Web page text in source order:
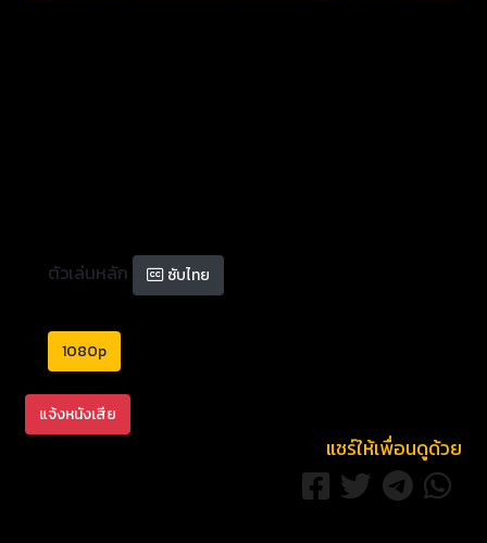
ตัวเล่นหลัก ซับไทย
1080p
แจ้งหนังเสีย
แชร์ให้เพื่อนดูด้วย